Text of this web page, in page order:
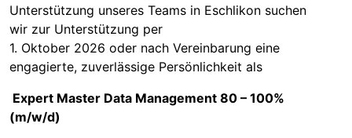
Unterstützung unseres Teams in Eschlikon suchen
wir zur Unterstützung per
1. Oktober 2026 oder nach Vereinbarung eine
engagierte, zuverlässige Persönlichkeit als
Expert Master Data Management 80 – 100%
(m/w/d)